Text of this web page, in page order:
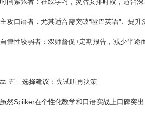
主攻口语者：尤其适合需突破“哑巴英语”、提升
自律性较弱者：双师督促+定期报告，减少半途
⚖️ 五、选择建议：先试听再决策
虽然Spiiker在个性化教学和口语实战上口碑突